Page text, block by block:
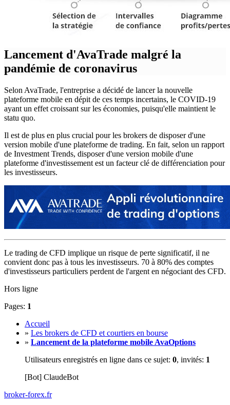
Lancement d'AvaTrade malgré la
pandémie de coronavirus
Selon AvaTrade, l'entreprise a décidé de lancer la nouvelle
plateforme mobile en dépit de ces temps incertains, le COVID-19
ayant un effet croissant sur les économies, puisqu'elle maintient le
statu quo.
Il est de plus en plus crucial pour les brokers de disposer d'une
version mobile d'une plateforme de trading. En fait, selon un rapport
de Investment Trends, disposer d'une version mobile d'une
plateforme d'investissement est un facteur clé de différenciation pour
les investisseurs.
Le trading de CFD implique un risque de perte significatif, il ne
convient donc pas à tous les investisseurs. 70 à 80% des comptes
d'investisseurs particuliers perdent de l'argent en négociant des CFD.
Hors ligne
Pages: 1
Accueil
» Les brokers de CFD et courtiers en bourse
» Lancement de la plateforme mobile AvaOptions
Utilisateurs enregistrés en ligne dans ce sujet: 0, invités: 1
[Bot] ClaudeBot
broker-forex.fr